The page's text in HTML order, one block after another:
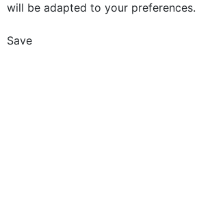
will be adapted to your preferences.
Save